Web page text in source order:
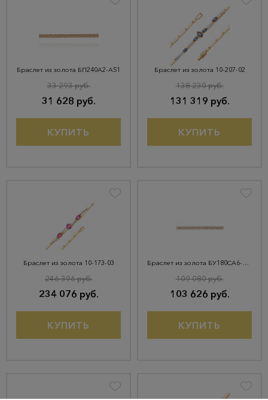
Браслет из золота БП240А2-А51
31 628 руб.
33 293 руб.
КУПИТЬ
Браслет из золота 10-207-02
131 319 руб.
138 230 руб.
КУПИТЬ
Браслет из золота 10-173-03
234 076 руб.
246 396 руб.
КУПИТЬ
Браслет из золота БУ180СА6-А51
103 626 руб.
109 080 руб.
КУПИТЬ